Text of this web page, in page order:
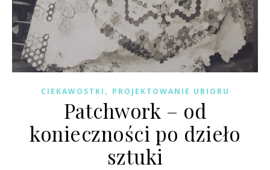
CIEKAWOSTKI , PROJEKTOWANIE UBIORU
Patchwork – od
konieczności po dzieło
sztuki